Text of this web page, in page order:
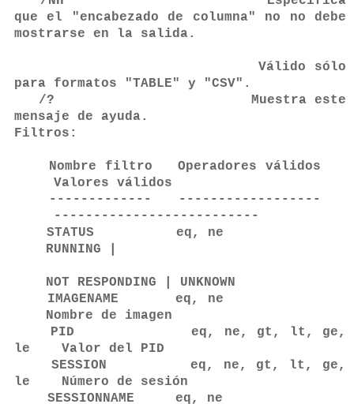
que el "encabezado de columna" no no debe
mostrarse en la salida.
Válido sólo
para formatos "TABLE" y "CSV".
/? Muestra este
mensaje de ayuda.
Filtros:
Nombre filtro Operadores válidos
Valores válidos
------------- ------------------
--------------------------
STATUS eq, ne
RUNNING |
NOT RESPONDING | UNKNOWN
IMAGENAME eq, ne
Nombre de imagen
PID eq, ne, gt, lt, ge,
le Valor del PID
SESSION eq, ne, gt, lt, ge,
le Número de sesión
SESSIONNAME eq, ne